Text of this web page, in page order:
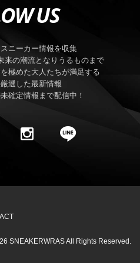
US
ニーカー情報を収集
来の潮流となりうるものまで
極めた大人たちが満足する
選した最新情報
確定情報まで配信中！
SNEAKERWRASAll Rights Reserved.